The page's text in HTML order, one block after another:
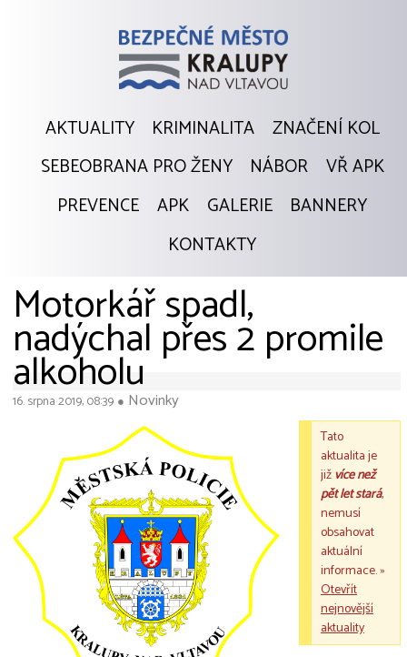
AKTUALITY KRIMINALITA
ZNAČENÍ KOL
SEBEOBRANA PRO ŽENY
NÁBOR
VŘ APK
PREVENCE
APK GALERIE
BANNERY
KONTAKTY
Motorkář spadl,
nadýchal přes 2 promile
alkoholu
16. srpna 2019, 08:39 ● Novinky
Tato
aktualita je
jižvíce než
pět let stará,
nemusí
obsahovat
aktuální
informace. »
Otevřít
nejnovější
aktuality